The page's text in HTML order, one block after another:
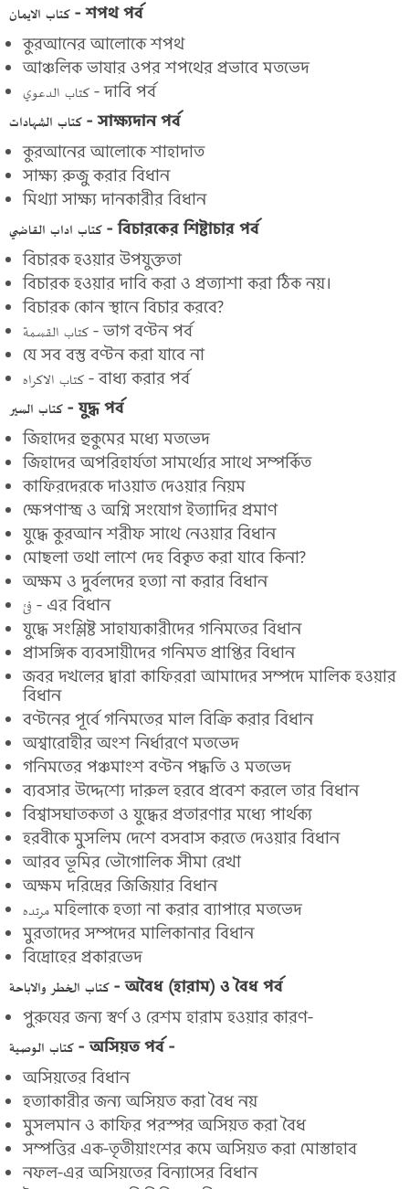
كتاب الايمان - শপথ পর্ব
কুরআনের আলোকে শপথ
আঞ্চলিক ভাষার ওপর শপথের প্রভাবে মতভেদ
كتاب الدعوي - দাবি পর্ব
كتاب الشهادات - সাক্ষ্যদান পর্ব
কুরআনের আলোকে শাহাদাত
সাক্ষ্য রুজু করার বিধান
মিথ্যা সাক্ষ্য দানকারীর বিধান
كتاب اداب القاضي - বিচারকের শিষ্টাচার পর্ব
বিচারক হওয়ার উপযুক্ততা
বিচারক হওয়ার দাবি করা ও প্রত্যাশা করা ঠিক নয়।
বিচারক কোন স্থানে বিচার করবে?
كتاب القسمة - ভাগ বণ্টন পর্ব
যে সব বস্তু বণ্টন করা যাবে না
كتاب الاكراه - বাধ্য করার পর্ব
كتاب السير - যুদ্ধ পর্ব
জিহাদের হুকুমের মধ্যে মতভেদ
জিহাদের অপরিহার্যতা সামর্থ্যের সাথে সম্পর্কিত
কাফিরদেরকে দাওয়াত দেওয়ার নিয়ম
ক্ষেপণাস্ত্র ও অগ্নি সংযোগ ইত্যাদির প্রমাণ
যুদ্ধে কুরআন শরীফ সাথে নেওয়ার বিধান
মোছলা তথা লাশে দেহ বিকৃত করা যাবে কিনা?
অক্ষম ও দুর্বলদের হত্যা না করার বিধান
فئ - এর বিধান
যুদ্ধে সংশ্লিষ্ট সাহায্যকারীদের গনিমতের বিধান
প্রাসঙ্গিক ব্যবসায়ীদের গনিমত প্রাপ্তির বিধান
জবর দখলের দ্বারা কাফিররা আমাদের সম্পদে মালিক হওয়ার
বিধান
বণ্টনের পূর্বে গনিমতের মাল বিক্রি করার বিধান
অশ্বারোহীর অংশ নির্ধারণে মতভেদ
গনিমতের পঞ্চমাংশ বণ্টন পদ্ধতি ও মতভেদ
ব্যবসার উদ্দেশ্যে দারুল হরবে প্রবেশ করলে তার বিধান
বিশ্বাসঘাতকতা ও যুদ্ধের প্রতারণার মধ্যে পার্থক্য
হরবীকে মুসলিম দেশে বসবাস করতে দেওয়ার বিধান
আরব ভূমির ভৌগোলিক সীমা রেখা
অক্ষম দরিদ্রের জিজিয়ার বিধান
مرتده মহিলাকে হত্যা না করার ব্যাপারে মতভেদ
মুরতাদের সম্পদের মালিকানার বিধান
বিদ্রোহের প্রকারভেদ
كتاب الخطر والاباحة - অবৈধ (হারাম) ও বৈধ পর্ব
পুরুষের জন্য স্বর্ণ ও রেশম হারাম হওয়ার কারণ-
كتاب الوصية - অসিয়ত পর্ব -
অসিয়তের বিধান
হত্যাকারীর জন্য অসিয়ত করা বৈধ নয়
মুসলমান ও কাফির পরস্পর অসিয়ত করা বৈধ
সম্পত্তির এক-তৃতীয়াংশের কমে অসিয়ত করা মোস্তাহাব
নফল-এর অসিয়তের বিন্যাসের বিধান